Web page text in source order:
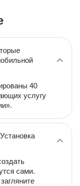
40
услугу
сами.